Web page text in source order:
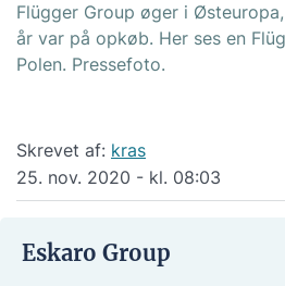
Flügger Group øger i
år var på opkøb. Her ses en
Polen. Pressefoto.
Skrevet af: kras
25. nov. 2020 - kl. 08:03
Eskaro Group